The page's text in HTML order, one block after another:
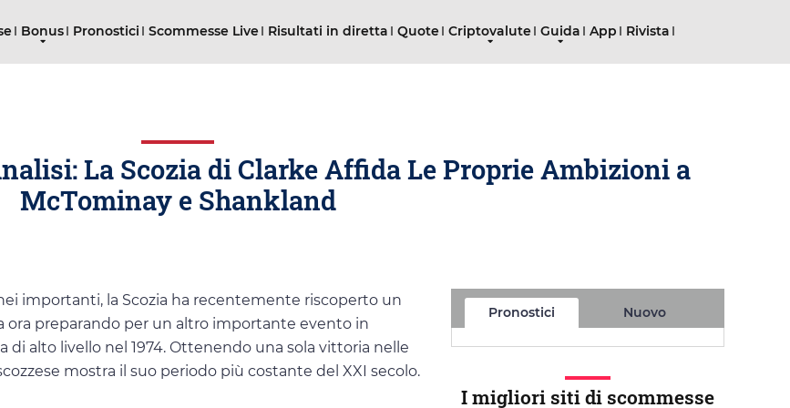
Bonus Pronostici Scommesse Live Risultati in diretta Quote Criptovalute Guida App Rivista
La Scozia di Clarke Affida Le Proprie Ambizioni a
McTominay e Shankland
importanti, la Scozia ha recentemente riscoperto un
ora preparando per un altro importante evento in
alto livello nel 1974. Ottenendo una sola vittoria nelle
mostra il suo periodo più costante del XXI secolo.
Pronostici Nuovo
I migliori siti di scommesse